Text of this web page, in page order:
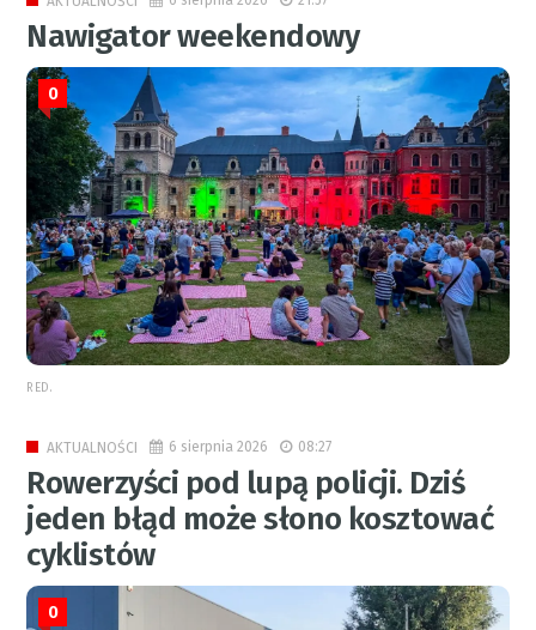
Nawigator weekendowy
0
RED.
AKTUALNOŚCI 6 sierpnia 2026 08:27
Rowerzyści pod lupą policji. Dziś
jeden błąd może słono kosztować
cyklistów
0